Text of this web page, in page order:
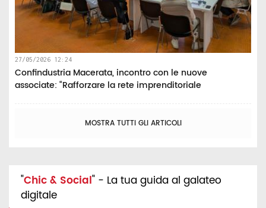
27/05/2026 12:24
Confindustria Macerata, incontro con le nuove
associate: “Rafforzare la rete imprenditoriale
MOSTRA TUTTI GLI ARTICOLI
"Chic & Social" - La tua guida al galateo
digitale